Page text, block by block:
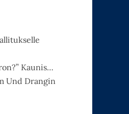
Kaunis…
Und Drangin